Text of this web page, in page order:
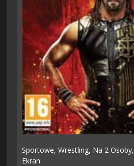
Sportowe,Wrestling, Na 2 Osoby,
Ekran